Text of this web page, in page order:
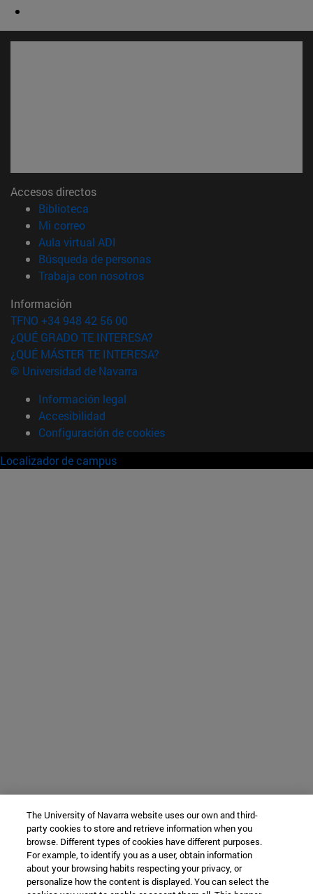
Accesos directos
Biblioteca
Mi correo(abre en nueva ventana)
Aula virtual ADI
Búsqueda de personas(abre en nueva ventana)
Trabaja con nosotros(abre en nueva ventana)
Información
TFNO +34 948 42 56 00
¿QUÉ GRADO TE INTERESA?
¿QUÉ MÁSTER TE INTERESA?
© Universidad de Navarra
Información legal
Accesibilidad
Configuración de cookies
Localizador de campus
The University of Navarra website uses our own and third-
party cookies to store and retrieve information when you
browse. Different types of cookies have different purposes.
For example, to identify you as a user, obtain information
about your browsing habits respecting your privacy, or
personalize how the content is displayed. You can select the